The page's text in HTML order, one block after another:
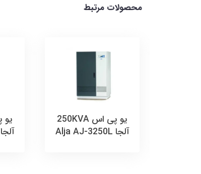
محصولات مرتبط
یو پی اس 250KVA
آلجا Alja AJ-3250L
آلجا Alja AJ-3200L